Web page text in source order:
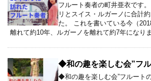
フルート奏者の町井亜衣です
リとスイス・ルガーノに合計
た。 これを書いている今（
離れて約10年、ルガーノを離れて約7年になり
◆和の趣を楽しむ会”フ
◆和の趣を楽しむ会”フルート